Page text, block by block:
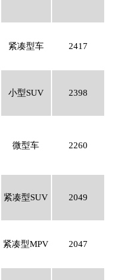
紧凑型车 2417
小型SUV 2398
微型车 2260
紧凑型SUV 2049
紧凑型MPV 2047